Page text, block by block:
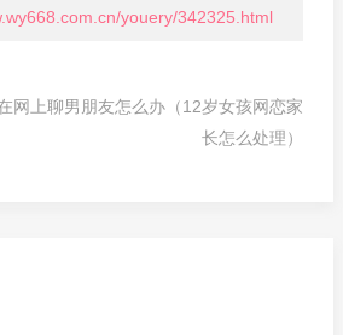
youery/342325.html
网上聊男朋友怎么办（12岁女孩网恋家
长怎么处理）